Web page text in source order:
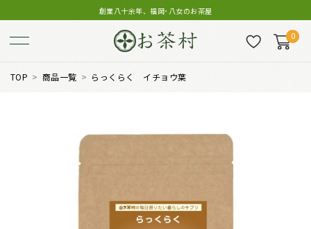
創業八十余年、福岡･八女のお茶屋
0
TOP 商品一覧 らっくらく イチョウ葉